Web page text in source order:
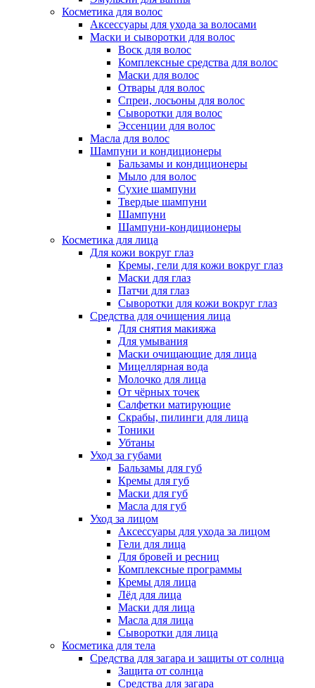
Косметика для волос
Аксессуары для ухода за волосами
Маски и сыворотки для волос
Воск для волос
Комплексные средства для волос
Маски для волос
Отвары для волос
Спреи, лосьоны для волос
Сыворотки для волос
Эссенции для волос
Масла для волос
Шампуни и кондиционеры
Бальзамы и кондиционеры
Мыло для волос
Сухие шампуни
Твердые шампуни
Шампуни
Шампуни-кондиционеры
Косметика для лица
Для кожи вокруг глаз
Кремы, гели для кожи вокруг глаз
Маски для глаз
Патчи для глаз
Сыворотки для кожи вокруг глаз
Средства для очищения лица
Для снятия макияжа
Для умывания
Маски очищающие для лица
Мицеллярная вода
Молочко для лица
От чёрных точек
Салфетки матирующие
Скрабы, пилинги для лица
Тоники
Убтаны
Уход за губами
Бальзамы для губ
Кремы для губ
Маски для губ
Масла для губ
Уход за лицом
Аксессуары для ухода за лицом
Гели для лица
Для бровей и ресниц
Комплексные программы
Кремы для лица
Лёд для лица
Маски для лица
Масла для лица
Сыворотки для лица
Косметика для тела
Средства для загара и защиты от солнца
Защита от солнца
Средства для загара